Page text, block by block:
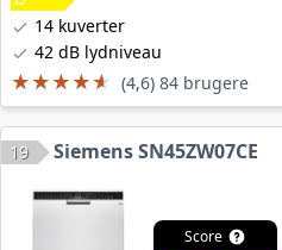
14 kuverter
42 dB lydniveau
★★★★★
★★★★★ (4,6) 84 brugere
19 Siemens SN45ZW07CE
Score